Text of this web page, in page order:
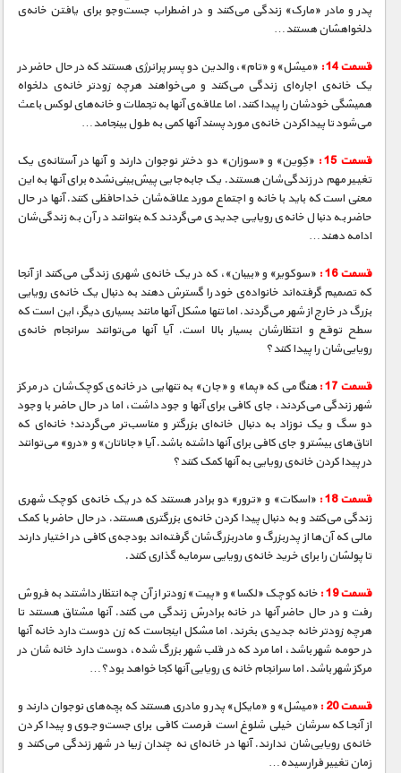
پدر و مادر «مارک» زندگی می‌کنند و در اضطراب جست‌و‌جو برای یافتن خانه‌ی
دلخواهشان هستند…
قسمت 14 :
«میشل» و «تام»، والدین دو پسر پرانرژی هستند که در حال حاضر در
یک خانه‌ی اجاره‌ای زندگی می‌کنند و می‌خواهند هرچه زودتر خانه‌ی دلخواه
همیشگی خودشان را پیدا کنند. اما علاقه‌ی آنها به تجملات و خانه‌های لوکس باعث
می‌شود تا پیداکردن خانه‌ی مورد پسند آنها کمی به طول بینجامد…
قسمت 15 :
«کِوین» و «سوزان» دو دختر نوجوان دارند و آنها در آستانه‌ی یک
تغییر مهم در زندگی‌شان هستند. یک جا‌به‌جایی ‌پیش‌بینی‌نشده برای آنها به این
معنی است که باید با خانه و اجتماع مورد علاقه‌شان خداحافظی کنند. آنها در حال
حاضر به دنبال خانه‌ی رویایی جدیدی می‌گردند که بتوانند در آن به زندگی‌شان
ادامه دهند…
قسمت 16 :
«سوکویر» و «بیبان»، که در یک خانه‌ی شهری زندگی می‌کنند از آنجا
که تصمیم گرفته‌اند خانواده‌ی خود را گسترش دهند به دنبال یک خانه‌ی رویایی
بزرگ در خارج از شهر می‌گردند. اما تنها مشکل آنها مانند بسیاری دیگر، این است که
سطح توقع و انتظارشان بسیار بالا است. آیا آنها می‌توانند سرانجام خانه‌ی
رویایی‌شان را پیدا کنند؟
قسمت 17 :
هنگامی که «پما» و «جان» به تنهایی در خانه‌ی کوچک‌شان در مرکز
شهر زندگی می‌کردند، جای کافی برای آنها و جود داشت، اما در حال حاضر با وجود
دو سگ و یک نوزاد به دنبال خانه‌ای بزرگتر و مناسب‌تر می‌گردند؛ خانه‌ای که
اتاق‌های بیشتر و جای کافی برای آنها داشته باشد. آیا «جاناتان» و «درو» می‌توانند
در پیدا کردن خانه‌ی رویایی به آنها کمک کنند؟
قسمت 18 :
«اسکات» و «ترور» دو برادر هستند که در یک خانه‌ی کوچک شهری
زندگی می‌کنند و به دنبال پیدا کردن خانه‌ی بزرگتری هستند. در حال حاضر با کمک
مالی که آن‌ها از پدربزرگ و مادربزرگ‌شان گرفته‌اند بودجه‌ی کافی در اختیار دارند
تا پولشان را برای خرید خانه‌ی رویایی سرمایه گذاری کنند.
قسمت 19 :
خانه کوچک «لکسا» و «پیت» زودتر از آن چه انتظار داشتند به فروش
رفت و در حال حاضر آنها در خانه برادرش زندگی می کنند. آنها مشتاق هستند تا
هرچه زودتر خانه جدیدی بخرند. اما مشکل اینجاست که زن دوست دارد خانه آنها
در حومه شهر باشد، اما مرد که در قلب شهر بزرگ شده، دوست دارد خانه شان در
مرکز شهر باشد. اما سرانجام خانه ی رویایی آنها کجا خواهد بود؟…
قسمت 20 :
«میشل» و «مایکل» پدر و مادری هستند که بچه‌های نوجوان دارند و
از آنجا که سرشان خیلی شلوغ است فرصت کافی برای جست‌و‌جوی و پیدا کردن
خانه‌ی رویایی‌شان ندارند. آنها در خانه‌ای نه چندان زیبا در شهر زندگی می‌کنند و
زمان تغییر فرارسیده…